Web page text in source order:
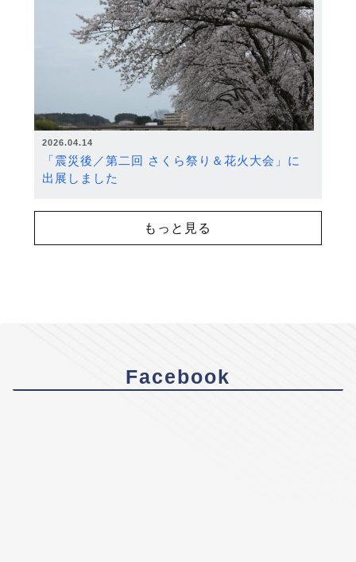
2026.04.14
「震災後／第二回 さくら祭り＆花火大会」に
出展しました
もっと見る
Facebook